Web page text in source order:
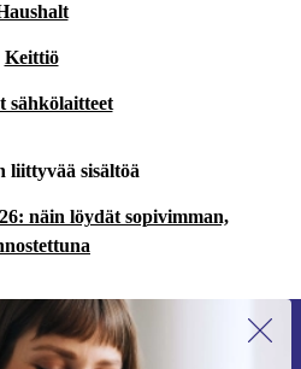
Keittiö
sähkölaitteet
liittyvää sisältöä
näin löydät sopivimman,
kertaa uutiskirjeen